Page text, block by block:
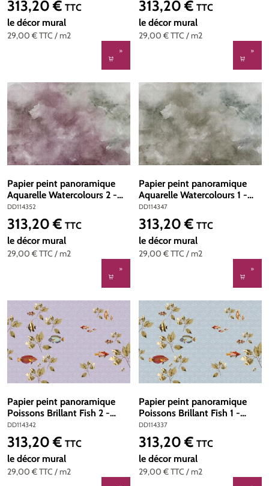
270
29,00 €TTC / m2
Prix régulier :
313,20 € TTC
le décor mural
270
29,00 €TTC / m2
Prix régulier :
313,20 € TTC
le décor mural
Papier peint panoramique
Aquarelle Watercolours 2 -
Référence DD114352 - Intissé
200g/m2 - Standard 400 x
270
DD114352
29,00 €TTC / m2
Prix régulier :
313,20 € TTC
le décor mural
Papier peint panoramique
Aquarelle Watercolours 1 -
Référence DD114347 -
Intissé 200g/m2 - Standard
400 x 270
DD114347
29,00 €TTC / m2
Prix régulier :
313,20 € TTC
le décor mural
Papier peint panoramique
Poissons Brillant Fish 2 -
Référence DD114342 -
Intissé 200g/m2 - Standard
400 x 270
DD114342
29,00 €TTC / m2
Prix régulier :
313,20 € TTC
le décor mural
Papier peint panoramique
Poissons Brillant Fish 1 -
Référence DD114337 - Intissé
200g/m2 - Standard 400 x
270
DD114337
29,00 €TTC / m2
Prix régulier :
313,20 € TTC
le décor mural